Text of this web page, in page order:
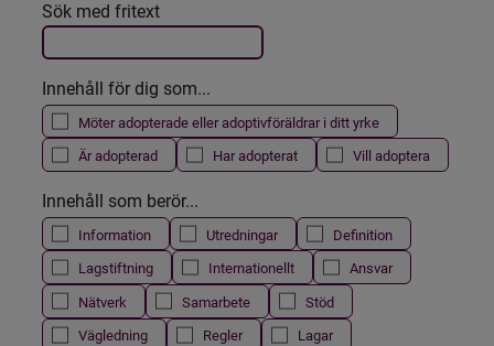
Filtrera resultatet
Det här formuläret postas automatiskt
Sök med fritext
Innehåll för dig som...
Möter adopterade eller adoptivföräldrar i ditt yrke
Är adopterad
Har adopterat Vill adoptera
Innehåll som berör...
Information Utredningar
Definition
Lagstiftning
Internationellt
Ansvar
Nätverk
Samarbete
Stöd
Vägledning
Regler
Lagar